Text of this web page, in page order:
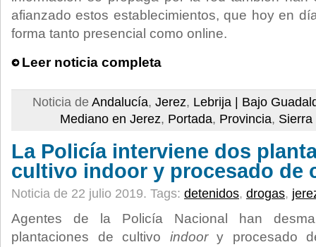
afianzado estos establecimientos, que hoy en
forma tanto presencial como online.
Leer noticia completa
Noticia de Andalucía, Jerez, Lebrija | Bajo
Mediano en Jerez, Portada, Provincia, Sierra
La Policía interviene dos
cultivo indoor y procesado de
Noticia de 22 julio 2019. Tags: detenidos, drogas,
Agentes de la Policía Nacional han
plantaciones de cultivo indoory procesado